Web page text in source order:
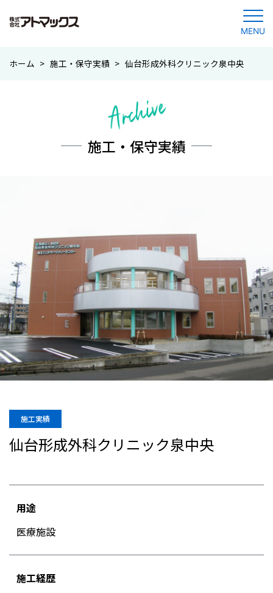
MENU
ホーム > 施工・保守実績 > 仙台形成外科クリニック泉中央
施工・保守実績
施工実績
仙台形成外科クリニック泉中央
用途
医療施設
施工経歴